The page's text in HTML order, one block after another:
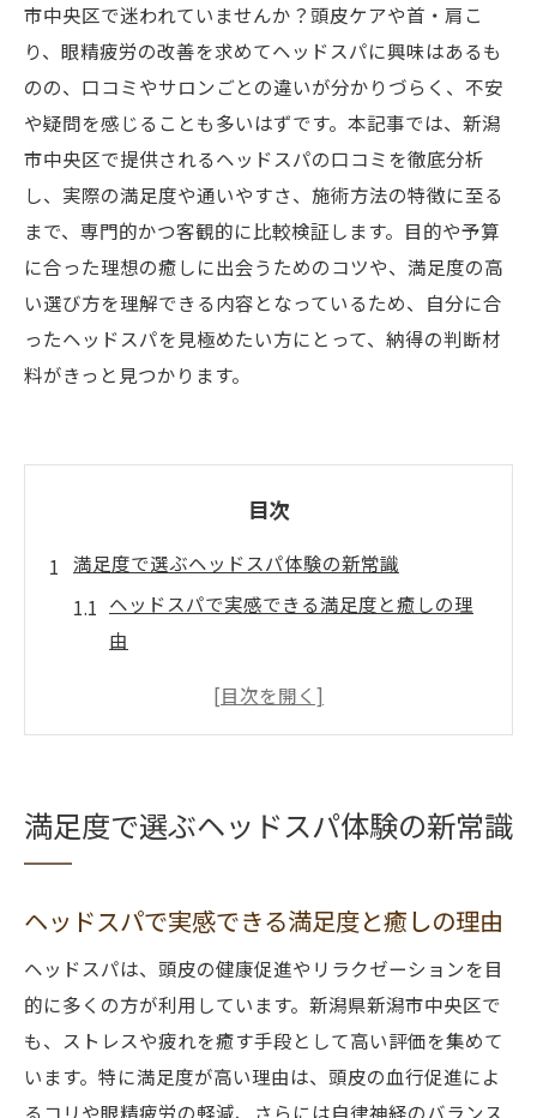
市中央区で迷われていませんか？頭皮ケアや首・肩こ
り、眼精疲労の改善を求めてヘッドスパに興味はあるも
のの、口コミやサロンごとの違いが分かりづらく、不安
や疑問を感じることも多いはずです。本記事では、新潟
市中央区で提供されるヘッドスパの口コミを徹底分析
し、実際の満足度や通いやすさ、施術方法の特徴に至る
まで、専門的かつ客観的に比較検証します。目的や予算
に合った理想の癒しに出会うためのコツや、満足度の高
い選び方を理解できる内容となっているため、自分に合
ったヘッドスパを見極めたい方にとって、納得の判断材
料がきっと見つかります。
目次
満足度で選ぶヘッドスパ体験の新常識
ヘッドスパで実感できる満足度と癒しの理
由
新潟のヘッドスパ専門店で体験できる魅力
ト
ヘッドスパの評価が高い理由を徹底解説
専門店のヘッドスパが高評価な納得の理由
口コミで高評価のヘッドスパ施術内容とは
ヘッドスパが選ばれる効果と利用者の声
ヘッドスパとヘッドマッサージの違い解説
満足度で選ぶヘッドスパ体験の新常識
ヘッドスパで実感できる満足度と癒しの理由
ヘッドスパは、頭皮の健康促進やリラクゼーションを目
的に多くの方が利用しています。新潟県新潟市中央区で
も、ストレスや疲れを癒す手段として高い評価を集めて
います。特に満足度が高い理由は、頭皮の血行促進によ
るコリや眼精疲労の軽減、さらには自律神経のバランス